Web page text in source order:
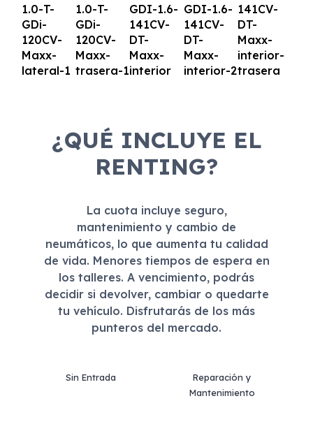
¿QUÉ INCLUYE EL
RENTING?
La cuota incluye seguro,
mantenimiento y cambio de
neumáticos, lo que aumenta tu calidad
de vida. Menores tiempos de espera en
los talleres. A vencimiento, podrás
decidir si devolver, cambiar o quedarte
tu vehículo. Disfrutarás de los más
punteros del mercado.
Sin Entrada
Reparación y
Mantenimiento